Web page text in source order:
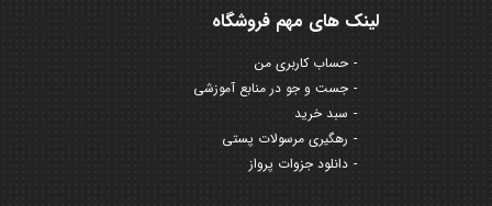
لینک های مهم فروشگاه
حساب کاربری من
جست و جو در منابع آموزشی
سبد خرید
رهگیری مرسولات پستی
دانلود جزوات پرواز